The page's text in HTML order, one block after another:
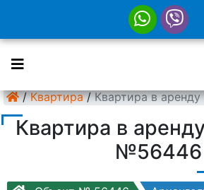
/ Квартира / Квартира в
Квартира в
№56446